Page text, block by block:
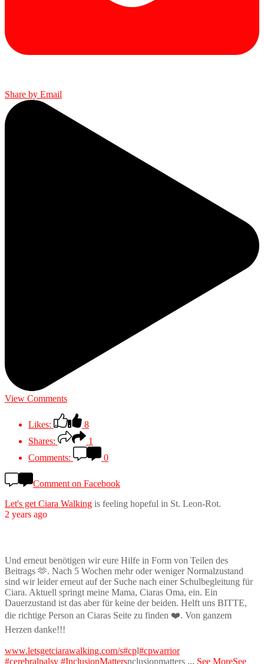
Share by Email
View Comments
Likes:
8
Shares:
1
Comments:
0
Comment on Facebook
Let's get Ciara Walking is feeling hopeful in St. Leon-Rot.
2 years ago
Und erneut benötigen wir eure Hilfe in Form von Teilen des
Beitrags 🫶. Nach 5 Wochen mehr oder weniger Normalzustand
sind wir leider erneut auf der Suche nach einer Schulbegleitung für
Ciara. Aktuell springt meine Mama, Ciaras Oma, ein. Ein
Dauerzustand ist das aber für keine der beiden. Helft uns BITTE,
die richtige Person an Ciaras Seite zu finden ❤️. Von ganzem
Herzen danke!!!
www.letsgetciarawalking.com/s#cpl#cpwarrior
#cerebralpalsy #InclusionMattersnclusionmatters ... See MoreSee